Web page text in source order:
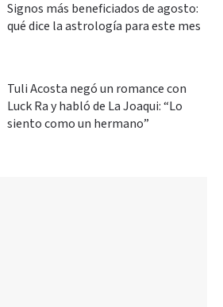
Signos más beneficiados de agosto:
qué dice la astrología para este mes
Tuli Acosta negó un romance con
Luck Ra y habló de La Joaqui: “Lo
siento como un hermano”